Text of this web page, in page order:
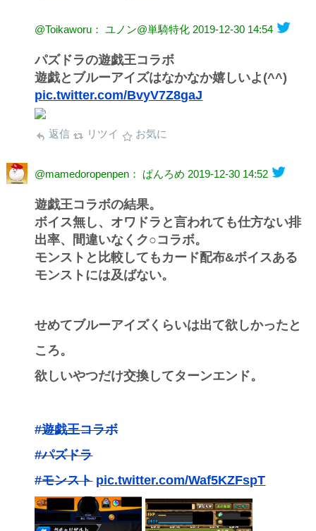
@Toikaworu： ユノン@単騎特化 2019-12-30 14:54
パズドラの遊戯王コラボ
遊戯とブルーアイズはなかなか嬉しいよ(^^)
pic.twitter.com/BvyV7Z8gaJ
返信 リツイ お気に
@mamedoropenpen： ぱんろめ 2019-12-30 14:52
遊戯王コラボの結果。
ボイス無し、オワドラと言われても仕方ない排
出率、間違いなくク○コラボ。
モンストと比較してもカード配布&ボイスある
モンストには及ばない。
せめてブルーアイズくらいは出て欲しかったと
ころ。
欲しいやつだけ交換してターンエンド。
#遊戯王コラボ
#パズドラ
#モンスト pic.twitter.com/Waf5KZFspT